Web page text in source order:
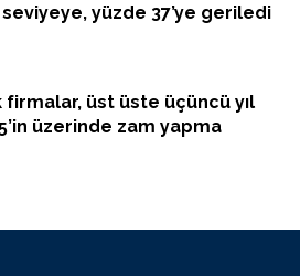
seviyeye, yüzde 37’ye geriledi
firmalar, üst üste üçüncü yıl
üzerinde zam yapma